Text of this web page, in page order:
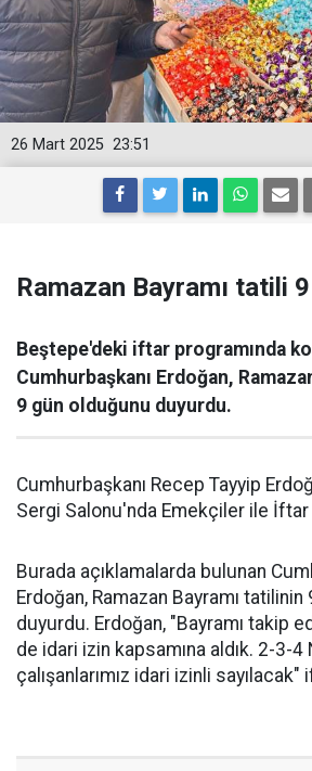
23:51
26 Mart 2025
Ramazan Bayramı tatili
Beştepe'deki iftar programında
Cumhurbaşkanı Erdoğan,
9 gün olduğunu duyurdu.
Cumhurbaşkanı Recep Tayyip
Sergi Salonu'nda Emekçiler ile İftar
Burada açıklamalarda bulunan
Erdoğan, Ramazan Bayramı tatilinin
duyurdu. Erdoğan, "Bayramı takip
de idari izin kapsamına aldık. 2-3-
çalışanlarımız idari izinli